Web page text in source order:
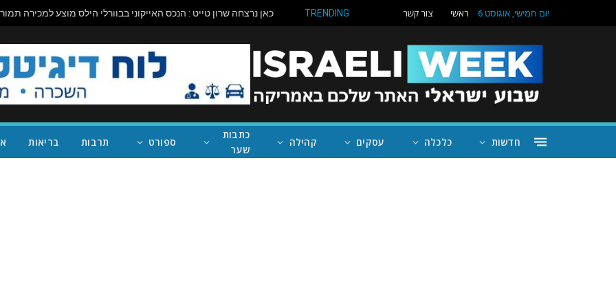
יום חמישי, אוגוסט 6 ראשי צור קשר TRENDING
חדשות כלכלה עסקים קהילה
כתבות
שער
ספורט תרבות בריאות